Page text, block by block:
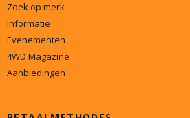
Zoek op merk
Informatie
Evenementen
4WD Magazine
Aanbiedingen